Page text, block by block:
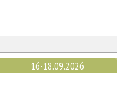
16-18.09.2026